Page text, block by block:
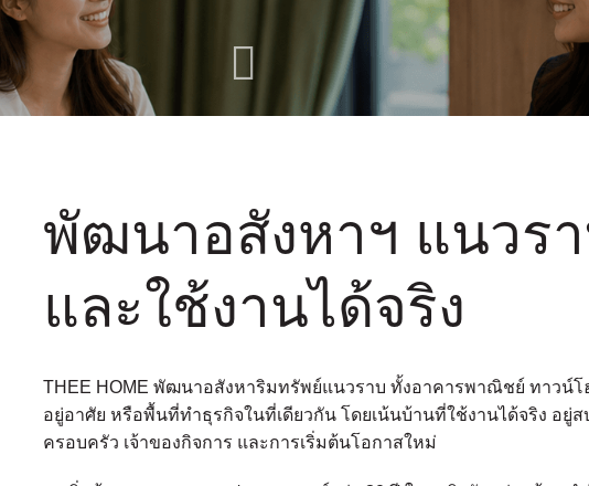
พัฒนาอสังหาฯ แนวร
และใช้งานได้จริง
THEE HOME พัฒนาอสังหาริมทรัพย์แนวราบ ทั้งอาคารพาณิชย์ ทาว
อยู่อาศัย หรือพื้นที่ทำธุรกิจในที่เดียวกัน โดยเน้นบ้านที่ใช้งานได้จริง อยู่
ครอบครัว เจ้าของกิจการ และการเริ่มต้นโอกาสใหม่